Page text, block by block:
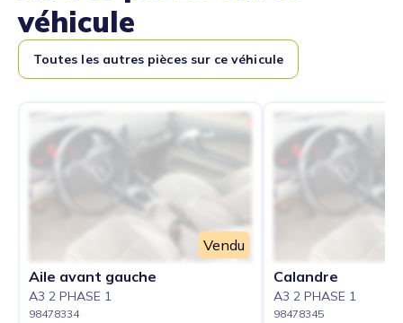
véhicule
Toutes les autres pièces sur ce véhicule
Vendu
Aile avant gauche
A3 2 PHASE 1
98478334
Calandre
A3 2 PHASE 1
98478345